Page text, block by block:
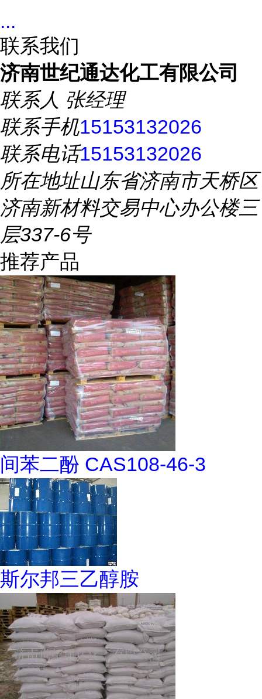
...
联系我们
济南世纪通达化工有限公司
联系人 张经理
联系手机15153132026
联系电话15153132026
所在地址山东省济南市天桥区
济南新材料交易中心办公楼三
层337-6号
推荐产品
间苯二酚 CAS108-46-3
斯尔邦三乙醇胺